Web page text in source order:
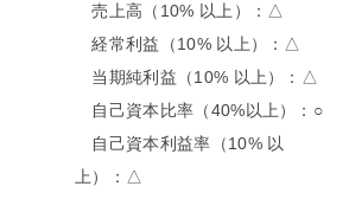
売上高（10% 以上）：△
経常利益（10% 以上）：△
当期純利益（10% 以上）：△
自己資本比率（40%以上）：○
自己資本利益率（10% 以
上）：△